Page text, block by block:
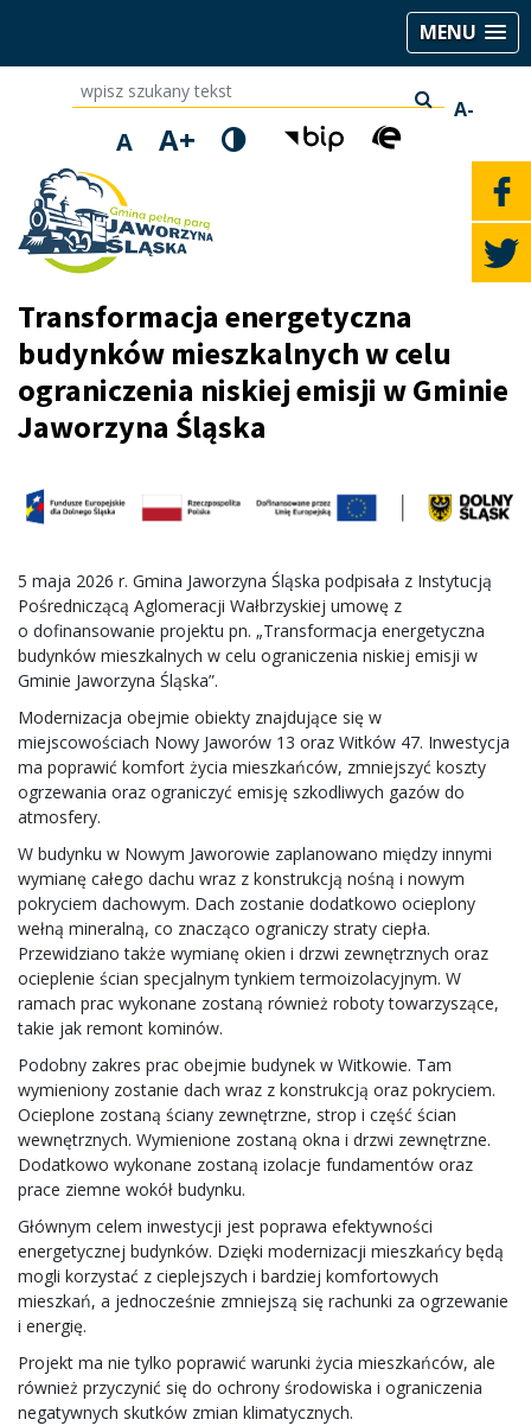
MENU
wpisz szukany tekst
A-
A A+
Transformacja energetyczna
budynków mieszkalnych w celu
ograniczenia niskiej emisji w Gminie
Jaworzyna Śląska
5 maja 2026 r. Gmina Jaworzyna Śląska podpisała z Instytucją
Pośredniczącą Aglomeracji Wałbrzyskiej umowę z
o dofinansowanie projektu pn. „Transformacja energetyczna
budynków mieszkalnych w celu ograniczenia niskiej emisji w
Gminie Jaworzyna Śląska”.
Modernizacja obejmie obiekty znajdujące się w
miejscowościach Nowy Jaworów 13 oraz Witków 47. Inwestycja
ma poprawić komfort życia mieszkańców, zmniejszyć koszty
ogrzewania oraz ograniczyć emisję szkodliwych gazów do
atmosfery.
W budynku w Nowym Jaworowie zaplanowano między innymi
wymianę całego dachu wraz z konstrukcją nośną i nowym
pokryciem dachowym. Dach zostanie dodatkowo ocieplony
wełną mineralną, co znacząco ograniczy straty ciepła.
Przewidziano także wymianę okien i drzwi zewnętrznych oraz
ocieplenie ścian specjalnym tynkiem termoizolacyjnym. W
ramach prac wykonane zostaną również roboty towarzyszące,
takie jak remont kominów.
Podobny zakres prac obejmie budynek w Witkowie. Tam
wymieniony zostanie dach wraz z konstrukcją oraz pokryciem.
Ocieplone zostaną ściany zewnętrzne, strop i część ścian
wewnętrznych. Wymienione zostaną okna i drzwi zewnętrzne.
Dodatkowo wykonane zostaną izolacje fundamentów oraz
prace ziemne wokół budynku.
Głównym celem inwestycji jest poprawa efektywności
energetycznej budynków. Dzięki modernizacji mieszkańcy będą
mogli korzystać z cieplejszych i bardziej komfortowych
mieszkań, a jednocześnie zmniejszą się rachunki za ogrzewanie
i energię.
Projekt ma nie tylko poprawić warunki życia mieszkańców, ale
również przyczynić się do ochrony środowiska i ograniczenia
negatywnych skutków zmian klimatycznych.